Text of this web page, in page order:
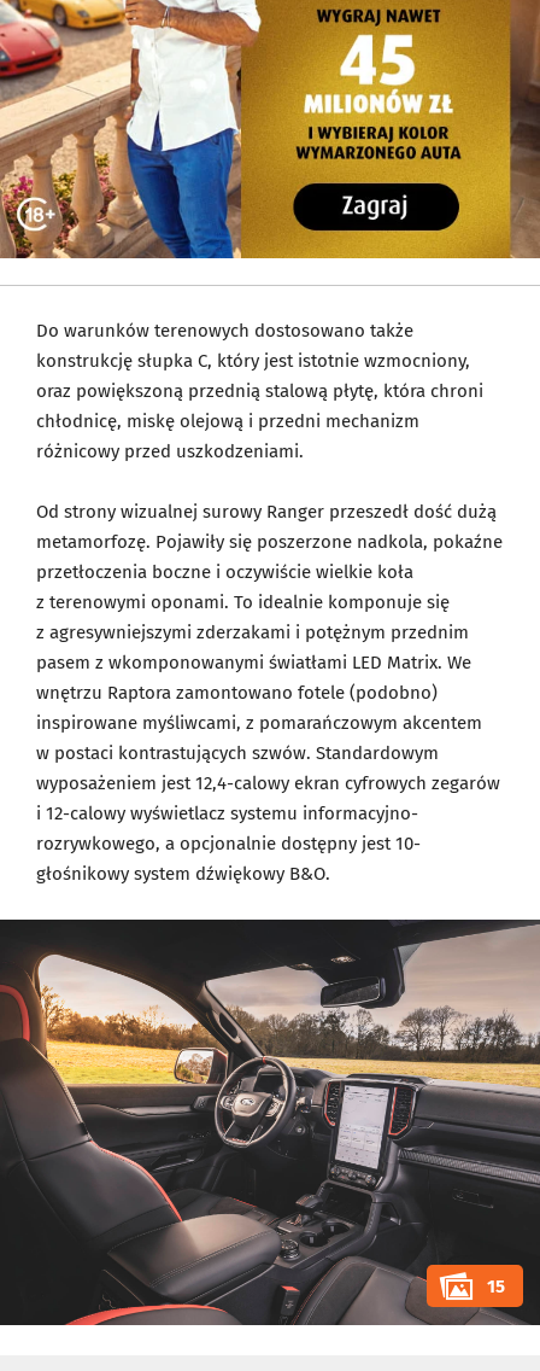
Do warunków terenowych dostosowano także
konstrukcję słupka C, który jest istotnie wzmocniony,
oraz powiększoną przednią stalową płytę, która chroni
chłodnicę, miskę olejową i przedni mechanizm
różnicowy przed uszkodzeniami.
Od strony wizualnej surowy Ranger przeszedł dość dużą
metamorfozę. Pojawiły się poszerzone nadkola, pokaźne
przetłoczenia boczne i oczywiście wielkie koła
z terenowymi oponami. To idealnie komponuje się
z agresywniejszymi zderzakami i potężnym przednim
pasem z wkomponowanymi światłami LED Matrix. We
wnętrzu Raptora zamontowano fotele (podobno)
inspirowane myśliwcami, z pomarańczowym akcentem
w postaci kontrastujących szwów. Standardowym
wyposażeniem jest 12,4-calowy ekran cyfrowych zegarów
i 12-calowy wyświetlacz systemu informacyjno-
rozrywkowego, a opcjonalnie dostępny jest 10-
głośnikowy system dźwiękowy B&O.
15